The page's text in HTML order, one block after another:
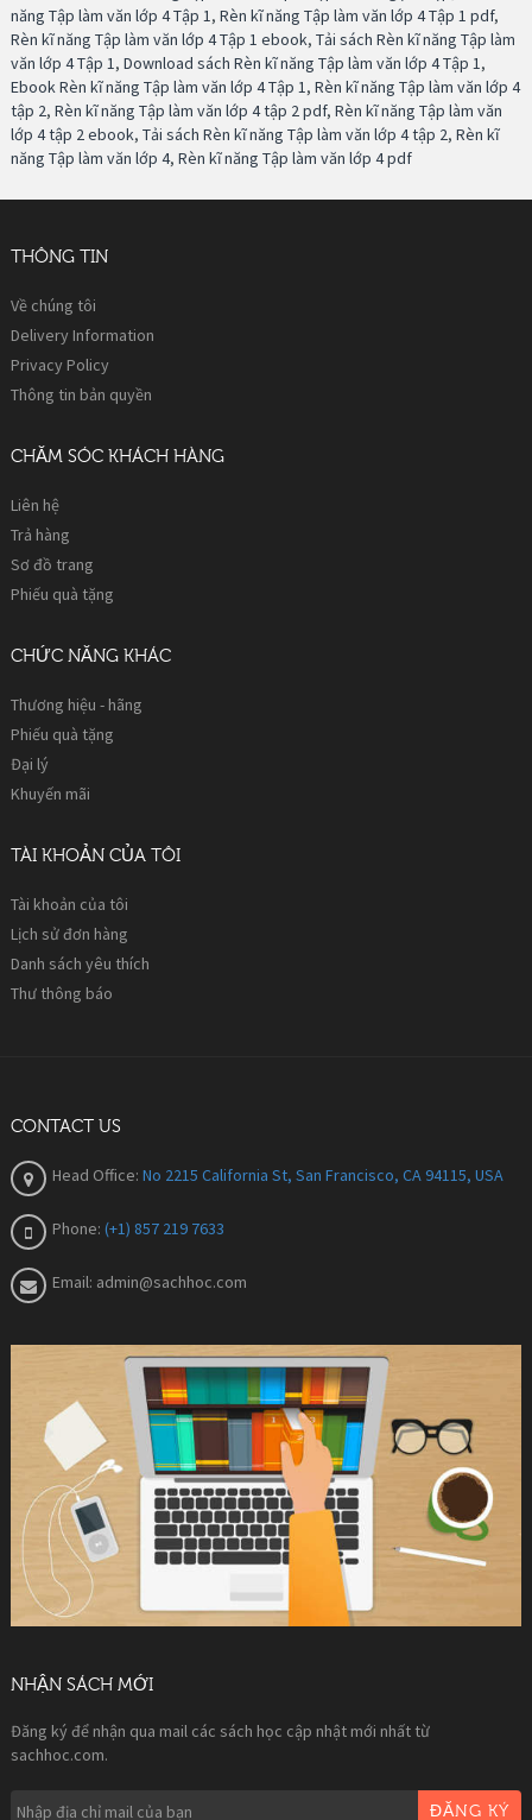
năng Tập làm văn lớp 4 Tập 1, Rèn kĩ năng Tập làm văn lớp 4 Tập 1 pdf,
Rèn kĩ năng Tập làm văn lớp 4 Tập 1 ebook, Tải sách Rèn kĩ năng Tập làm
văn lớp 4 Tập 1, Download sách Rèn kĩ năng Tập làm văn lớp 4 Tập 1,
Ebook Rèn kĩ năng Tập làm văn lớp 4 Tập 1, Rèn kĩ năng Tập làm văn lớp 4
tập 2, Rèn kĩ năng Tập làm văn lớp 4 tập 2 pdf, Rèn kĩ năng Tập làm văn
lớp 4 tập 2 ebook, Tải sách Rèn kĩ năng Tập làm văn lớp 4 tập 2, Rèn kĩ
năng Tập làm văn lớp 4, Rèn kĩ năng Tập làm văn lớp 4 pdf
THÔNG TIN
Về chúng tôi
Delivery Information
Privacy Policy
Thông tin bản quyền
CHĂM SÓC KHÁCH HÀNG
Liên hệ
Trả hàng
Sơ đồ trang
Phiếu quà tặng
CHỨC NĂNG KHÁC
Thương hiệu - hãng
Phiếu quà tặng
Đại lý
Khuyến mãi
TÀI KHOẢN CỦA TÔI
Tài khoản của tôi
Lịch sử đơn hàng
Danh sách yêu thích
Thư thông báo
CONTACT US
Head Office: No 2215 California St, San Francisco, CA 94115, USA
Phone: (+1) 857 219 7633
Email: admin@sachhoc.com
NHẬN SÁCH MỚI
Đăng ký để nhận qua mail các sách học cập nhật mới nhất từ
sachhoc.com.
ĐĂNG KÝ